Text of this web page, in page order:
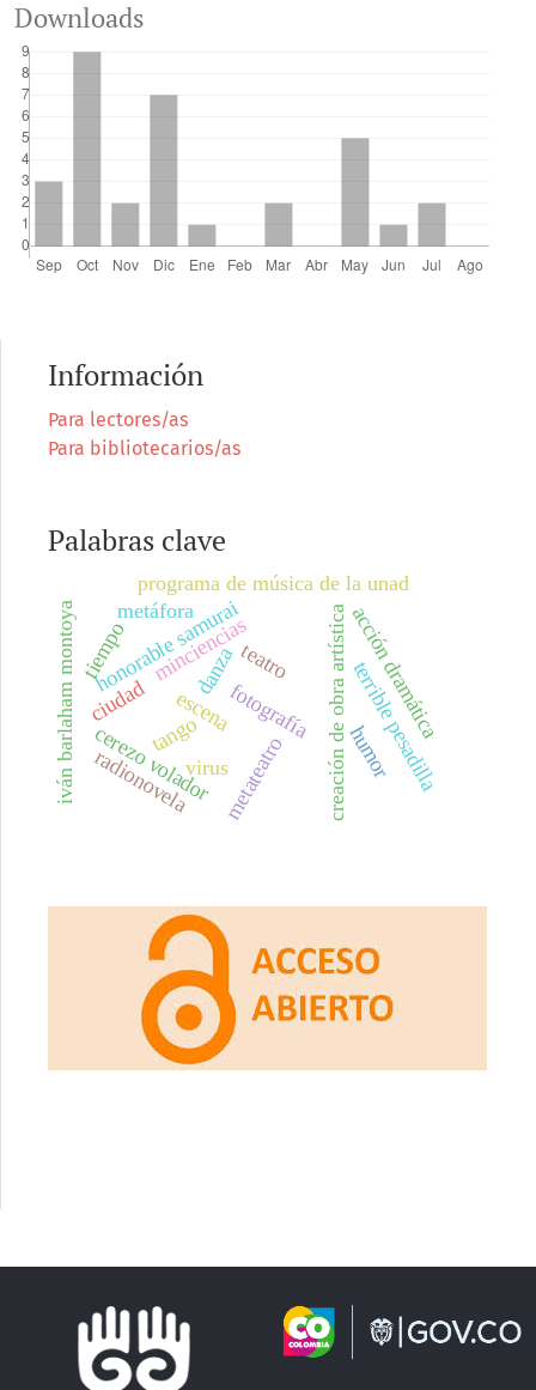
Downloads
Información
Para lectores/as
Para bibliotecarios/as
Palabras clave
fotografía
escena
teatro
danza creación de obra artística
programa de música de la unad
minciencias
tango
cerezo volador
honorable samurai
terrible pesadilla
metateatro
radionovela
iván barlaham montoya humor
acción dramática
tiempo
metáfora
virus
ciudad